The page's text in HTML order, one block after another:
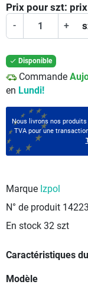
Prix pour szt:
- +
 Disponible
Commande
en Lundi!
Nous livrons nos
TVA pour une
Marque Izpol
N° de produit 14223
En stock 32 szt
Caractéristiques
Modèle